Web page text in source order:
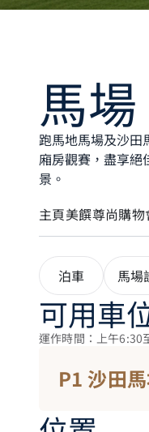
馬場
跑馬地馬場及沙田
廂房觀賽，盡享絕
景。
主頁美饌尊尚購物
泊車 馬場
可用車
運作時間：上午6:30
P1 沙田